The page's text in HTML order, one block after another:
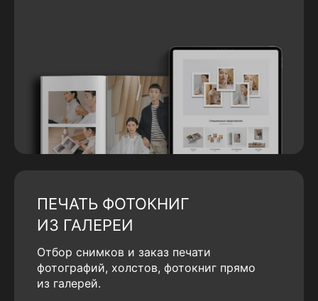
ПЕЧАТЬ ФОТОКНИГ
ИЗ ГАЛЕРЕИ
Отбор снимков и заказ печати
фотографий, холстов, фотокниг прямо
из галерей.